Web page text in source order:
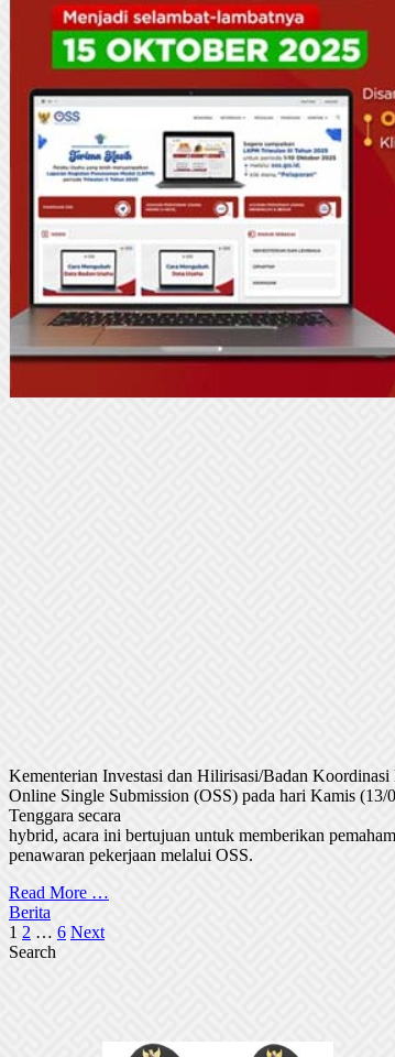
Kementerian Investasi dan Hilirisasi/Badan
Online Single Submission (OSS) pada hari Kamis
Tenggara secara
hybrid, acara ini bertujuan untuk memberikan
penawaran pekerjaan melalui OSS.
Read More …
Berita
Posts
pagination
1 2 … 6 Next
Search